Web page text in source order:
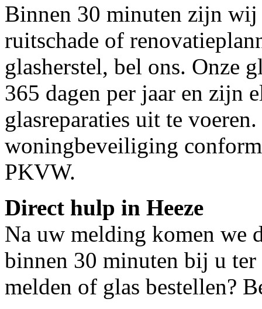
Binnen 30 minuten zijn wij
ruitschade of
glasherstel, bel ons. Onze
365 dagen per jaar en zijn
glasreparaties uit te
woningbeveiliging
PKVW.
Direct hulp in Heeze
Na uw melding komen we
binnen 30 minuten bij u ter
melden of glas bestellen?